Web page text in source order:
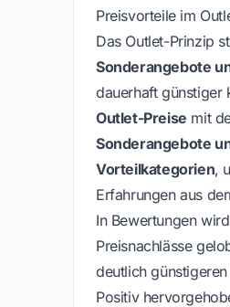
Preisvorteile im
Das Outlet-Prinzip
Sonderangebote
dauerhaft günstiger
Outlet-Preise mit
Sonderangebote
Vorteilkategorien,
Erfahrungen aus
In Bewertungen
Preisnachlässe
deutlich
Positiv